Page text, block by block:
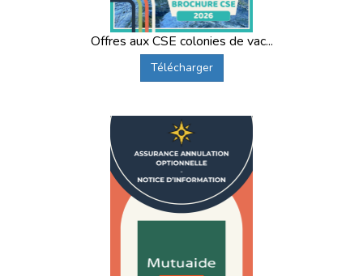
Offres aux CSE colonies de vac...
Télécharger